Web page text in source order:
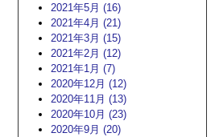
2021年5月 (16)
2021年4月 (21)
2021年3月 (15)
2021年2月 (12)
2021年1月 (7)
2020年12月 (12)
2020年11月 (13)
2020年10月 (23)
2020年9月 (20)